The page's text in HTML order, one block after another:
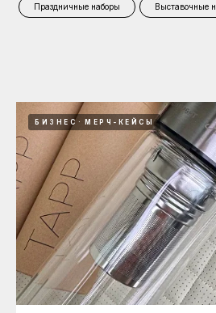
Праздничные наборы Выставочные
БИЗНЕС МЕРЧ-КЕЙСЫ